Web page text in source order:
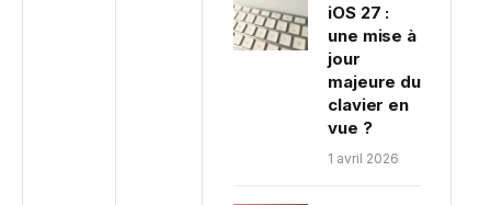
iOS 27 :
une mise à
jour
majeure du
clavier en
vue ?
1 avril 2026